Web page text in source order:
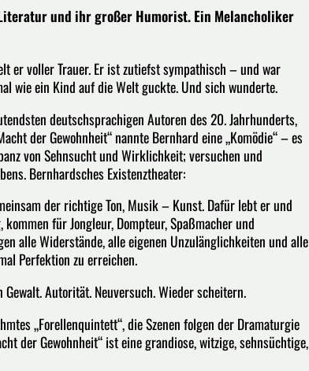
und ihr großer Humorist. Ein Melancholiker
er voller Trauer. Er ist zutiefst sympathisch – und war
wie ein Kind auf die Welt guckte. Und sich wunderte.
deutschsprachigen Autoren des 20. Jahrhunderts,
der Gewohnheit“ nannte Bernhard eine „Komödie“ – es
von Sehnsucht und Wirklichkeit; versuchen und
Bernhardsches Existenztheater:
der richtige Ton, Musik – Kunst. Dafür lebt er und
für Jongleur, Dompteur, Spaßmacher und
alle Widerstände, alle eigenen Unzulänglichkeiten und alle
Perfektion zu erreichen.
Autorität. Neuversuch. Wieder scheitern.
„Forellenquintett“, die Szenen folgen der Dramaturgie
der Gewohnheit“ ist eine grandiose, witzige, sehnsüchtige,